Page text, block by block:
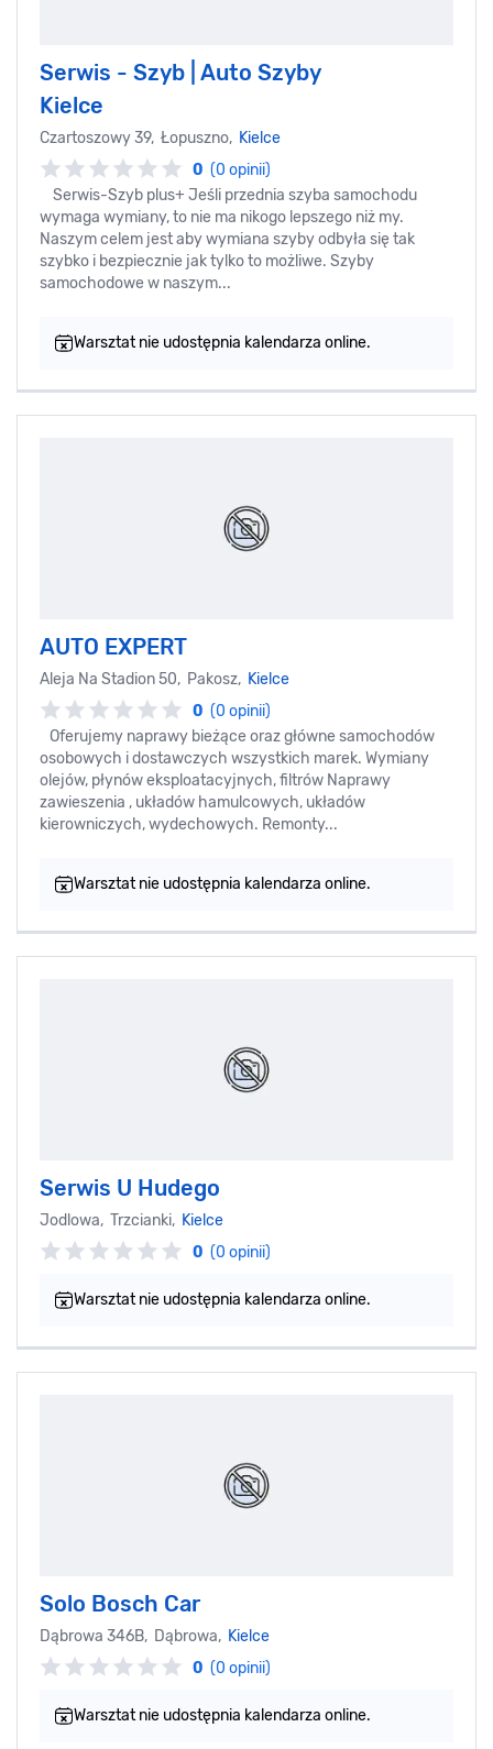
Serwis - Szyb | Auto Szyby
Kielce
Czartoszowy 39, Łopuszno, Kielce
0 (0 opinii)
Serwis-Szyb plus+ Jeśli przednia szyba samochodu
wymaga wymiany, to nie ma nikogo lepszego niż my.
Naszym celem jest aby wymiana szyby odbyła się tak
szybko i bezpiecznie jak tylko to możliwe. Szyby
samochodowe w naszym...
Warsztat nie udostępnia kalendarza online.
AUTO EXPERT
Aleja Na Stadion 50, Pakosz, Kielce
0 (0 opinii)
Oferujemy naprawy bieżące oraz główne samochodów
osobowych i dostawczych wszystkich marek. Wymiany
olejów, płynów eksploatacyjnych, filtrów Naprawy
zawieszenia , układów hamulcowych, układów
kierowniczych, wydechowych. Remonty...
Warsztat nie udostępnia kalendarza online.
Serwis U Hudego
Jodlowa, Trzcianki, Kielce
0 (0 opinii)
Warsztat nie udostępnia kalendarza online.
Solo Bosch Car
Dąbrowa 346B, Dąbrowa, Kielce
0 (0 opinii)
Warsztat nie udostępnia kalendarza online.